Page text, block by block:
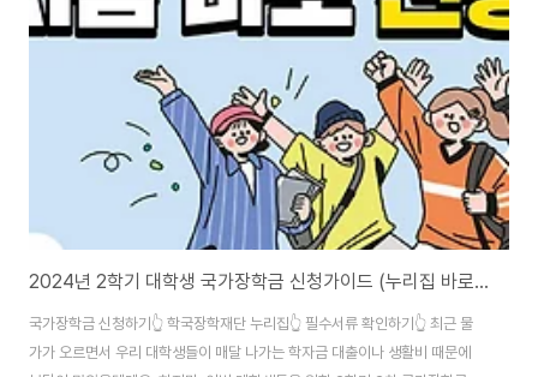
2024년 2학기 대학생 국가장학금 신청가이드 (누리집 바로가기)
국가장학금 신청하기👆 학국장학재단 누리집👆 필수서류 확인하기👆 최근 물
가가 오르면서 우리 대학생들이 매달 나가는 학자금 대출이나 생활비 때문에